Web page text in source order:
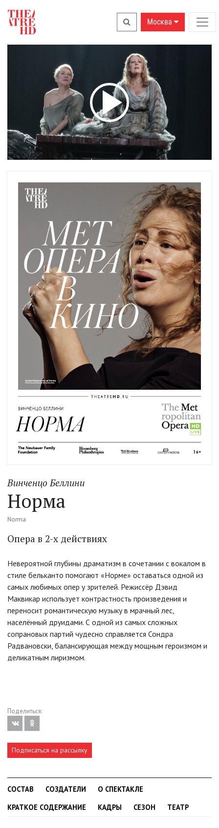
Москва
Винченцо Беллини
Норма
Norma
Опера в 2-х действиях
Невероятной глубины драматизм в сочетании с вокалом в
стиле бельканто помогают «Норме» оставаться одной из
самых любимых опер у зрителей. Режиссёр Дэвид
Маквикар использует контрастность произведения и
переносит романтическую музыку в мрачный лес,
населённый друидами. С одной из самых сложных
сопрановых партий чудесно справляется Сондра
Радвановски, балансирующая между мощным героизмом и
деликатным лиризмом.
Поделиться:
Подписаться на рассылку
СОСТАВ СОЗДАТЕЛИ
О СПЕКТАКЛЕ
КРАТКОЕ СОДЕРЖАНИЕ
КАДРЫ СЕЗОН ТЕАТР